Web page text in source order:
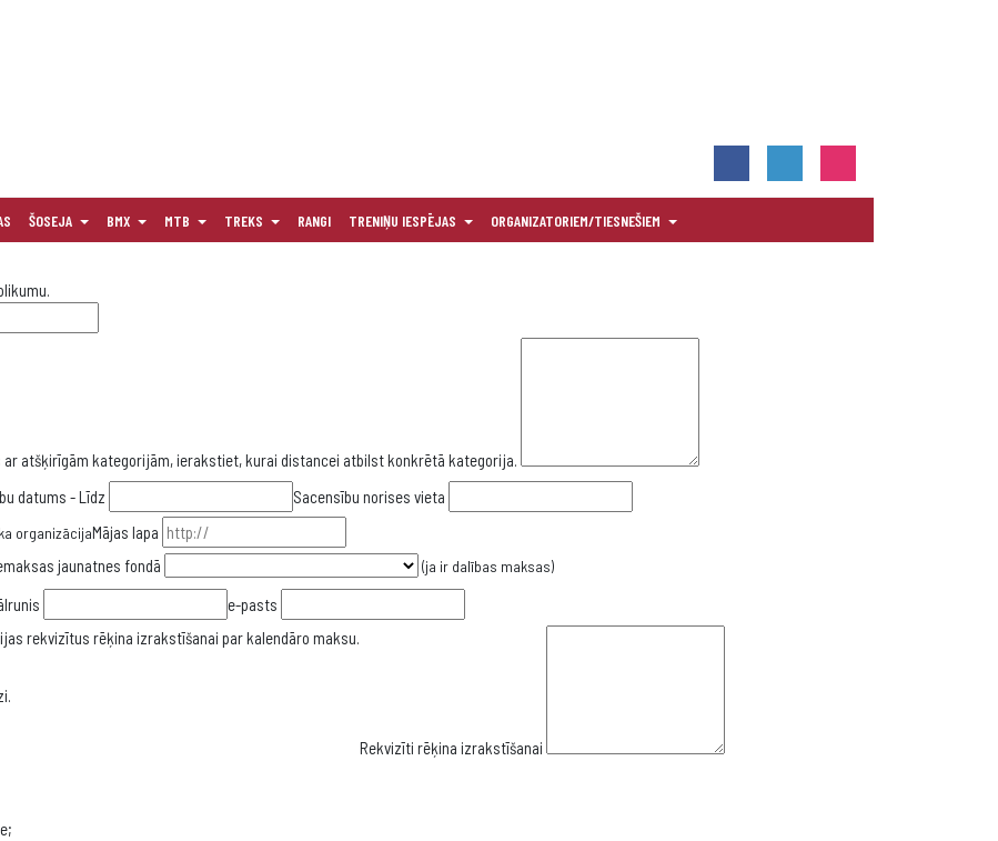
ŠOSEJA BMX MTB TREKS RANGI TRENIŅU IESPĒJAS ORGANIZATORIEM/TIESNEŠIEM
atšķirīgām kategorijām, ierakstiet, kurai distancei atbilst konkrētā kategorija.
datums - Līdz
Sacensību norises vieta
organizācijaMājas lapa
jaunatnes fondā (ja ir dalības maksas)
e-pasts
rekvizītus rēķina izrakstīšanai par kalendāro maksu.
Rekvizīti rēķina izrakstīšanai